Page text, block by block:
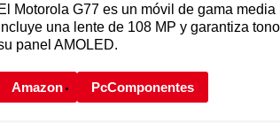
Amazon PcComponentes
El Motorola G77 es un móvil de gama
una lente de 108 MP y garantiza
panel AMOLED.